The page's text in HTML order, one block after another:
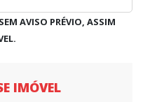
AVISO PRÉVIO, ASSIM
IMÓVEL